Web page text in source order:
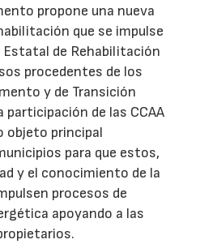
propone una nueva
que se impulse
Estatal de Rehabilitación
procedentes de los
y de Transición
participación de las CCAA
objeto principal
para que estos,
y el conocimiento de la
procesos de
apoyando a las